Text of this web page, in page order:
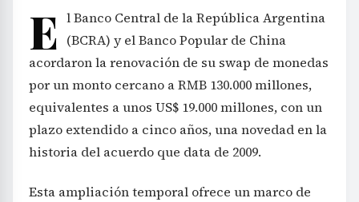
E l Banco Central de la República Argentina
(BCRA) y el Banco Popular de China
acordaron la renovación de su swap de monedas
por un monto cercano a RMB 130.000 millones,
equivalentes a unos US$ 19.000 millones, con un
plazo extendido a cinco años, una novedad en la
historia del acuerdo que data de 2009.
Esta ampliación temporal ofrece un marco de